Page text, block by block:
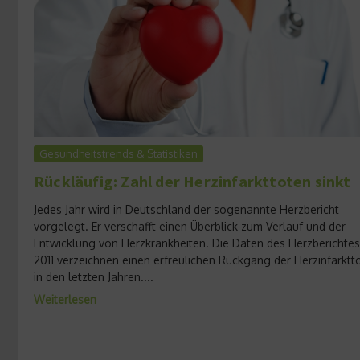
Gesundheitstrends & Statistiken
Rückläufig: Zahl der Herzinfarkttoten sinkt
Jedes Jahr wird in Deutschland der sogenannte Herzbericht
vorgelegt. Er verschafft einen Überblick zum Verlauf und der
Entwicklung von Herzkrankheiten. Die Daten des Herzberichtes
2011 verzeichnen einen erfreulichen Rückgang der
in den letzten Jahren....
Weiterlesen